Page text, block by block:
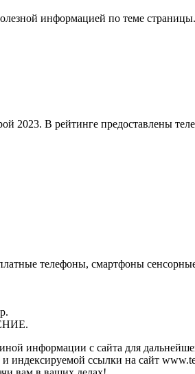
информацией по теме страницы.
2023. В рейтинге предоставлены
телефоны, смартфоны
информации с сайта для
индексируемой ссылки на сайт